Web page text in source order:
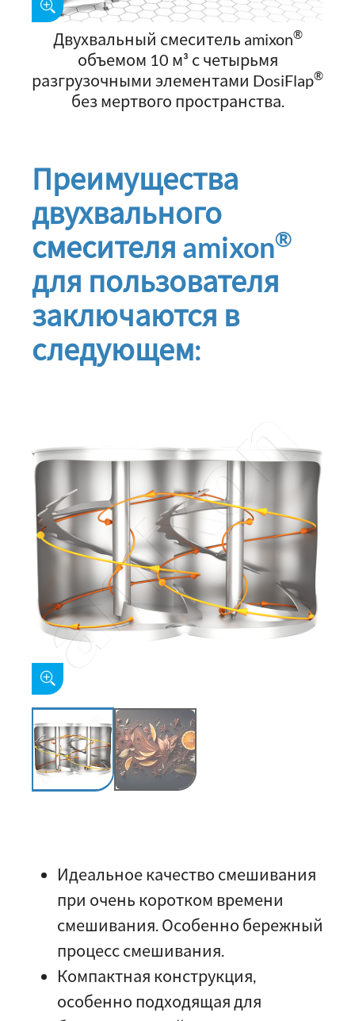
Двухвальный смеситель amixon®
объемом 10 м³ с четырьмя
разгрузочными элементами DosiFlap®
без мертвого пространства.
Преимущества
двухвального
смесителя amixon®
для пользователя
заключаются в
следующем:
Идеальное качество смешивания
при очень коротком времени
смешивания. Особенно бережный
процесс смешивания.
Компактная конструкция,
особенно подходящая для